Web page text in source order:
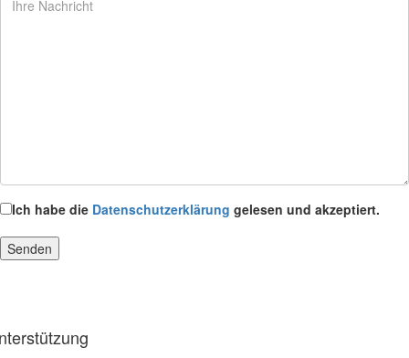
Ich habe die Datenschutzerklärung gelesen und akzeptiert.